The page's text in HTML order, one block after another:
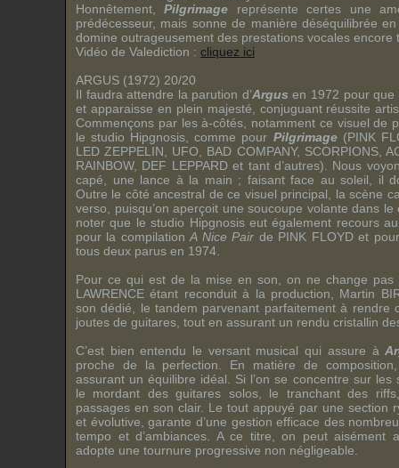
Honnêtement,Pilgrimage représente certes une
prédécesseur, mais sonne de manière déséquilibrée
domine outrageusement des prestations vocales encore
Vidéo de Valediction : cliquez ici
ARGUS (1972) 20/20
Il faudra attendre la parution d’Argus en 1972 pour que
et apparaisse en plein majesté, conjuguant réussite
Commençons par les à-côtés, notamment ce visuel de
le studio Hipgnosis, comme pour Pilgrimage(PINK
LED ZEPPELIN
UFO BAD COMPANY, SCORPIONS,
RAINBOW, DEF LEPPARDet tant d’autres). Nous
capé, une lance à la main ; faisant face au soleil, il
Outre le côté ancestral de ce visuel principal, la scène
verso, puisqu’on aperçoit une soucoupe volante dans
noter que le studio Hipgnosis eut également recours
pour la compilationA Nice Pair de PINK FLOYDet
tous deux parus en 1974.
Pour ce qui est de la mise en son, on ne change
LAWRENCE étant reconduit à la production, Martin
son dédié, le tandem parvenant parfaitement à rendre
joutes de guitares, tout en assurant un rendu cristallin
C’est bien entendu le versant musical qui assure à
proche de la perfection. En matière de
assurant un équilibre idéal. Si l’on se concentre sur
le mordant des guitares solos, le tranchant des
passages en son clair. Le tout appuyé par une section
et évolutive, garante d’une gestion efficace des
tempo et d’ambiances. A ce titre, on peut aisément
adopte une tournure progressive non négligeable.